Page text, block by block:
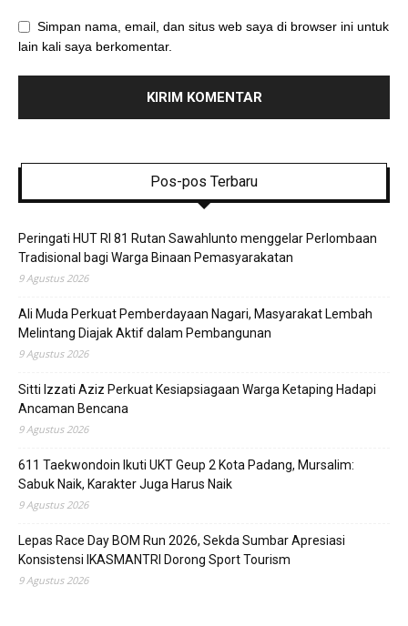
Simpan nama, email, dan situs web saya di browser ini untuk
lain kali saya berkomentar.
Pos-pos Terbaru
Peringati HUT RI 81 Rutan Sawahlunto menggelar Perlombaan
Tradisional bagi Warga Binaan Pemasyarakatan
9 Agustus 2026
Ali Muda Perkuat Pemberdayaan Nagari, Masyarakat Lembah
Melintang Diajak Aktif dalam Pembangunan
9 Agustus 2026
Sitti Izzati Aziz Perkuat Kesiapsiagaan Warga Ketaping Hadapi
Ancaman Bencana
9 Agustus 2026
611 Taekwondoin Ikuti UKT Geup 2 Kota Padang, Mursalim:
Sabuk Naik, Karakter Juga Harus Naik
9 Agustus 2026
Lepas Race Day BOM Run 2026, Sekda Sumbar Apresiasi
Konsistensi IKASMANTRI Dorong Sport Tourism
9 Agustus 2026